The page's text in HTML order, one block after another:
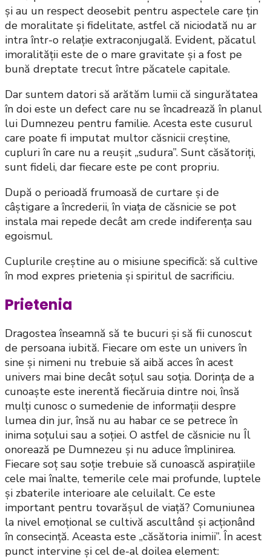
și au un respect deosebit pentru aspectele care țin
de moralitate și fidelitate, astfel că niciodată nu ar
intra într-o relație extraconjugală. Evident, păcatul
imoralității este de o mare gravitate și a fost pe
bună dreptate trecut între păcatele capitale.
Dar suntem datori să arătăm lumii că singurătatea
în doi este un defect care nu se încadrează în planul
lui Dumnezeu pentru familie. Acesta este cusurul
care poate fi imputat multor căsnicii creștine,
cupluri în care nu a reușit „sudura”. Sunt căsătoriți,
sunt fideli, dar fiecare este pe cont propriu.
După o perioadă frumoasă de curtare și de
câștigare a încrederii, în viața de căsnicie se pot
instala mai repede decât am crede indiferența sau
egoismul.
Cuplurile creștine au o misiune specifică: să cultive
în mod expres prietenia și spiritul de sacrificiu.
Prietenia
Dragostea înseamnă să te bucuri și să fii cunoscut
de persoana iubită. Fiecare om este un univers în
sine și nimeni nu trebuie să aibă acces în acest
univers mai bine decât soțul sau soția. Dorința de a
cunoaște este inerentă fiecăruia dintre noi, însă
mulți cunosc o sumedenie de informații despre
lumea din jur, însă nu au habar ce se petrece în
inima soțului sau a soției. O astfel de căsnicie nu Îl
onorează pe Dumnezeu și nu aduce împlinirea.
Fiecare soț sau soție trebuie să cunoască aspirațiile
cele mai înalte, temerile cele mai profunde, luptele
și zbaterile interioare ale celuilalt. Ce este
important pentru tovarășul de viață? Comuniunea
la nivel emoțional se cultivă ascultând și acționând
în consecință. Aceasta este „căsătoria inimii”. În acest
punct intervine și cel de-al doilea element: